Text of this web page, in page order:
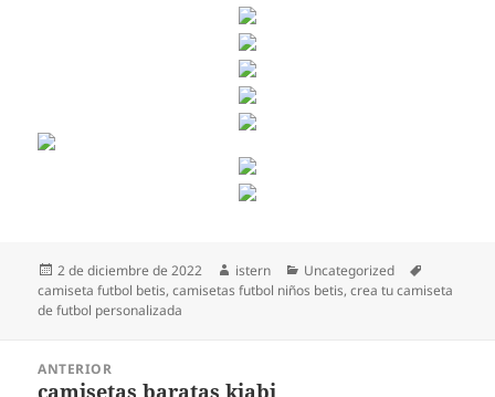
Publicado
el
2 de diciembre de 2022 Autor
istern Categorías
Uncategorized
camiseta futbol betis,camisetas futbol niños betis,crea tu camiseta
de futbol personalizada
ANTERIOR
Entrada